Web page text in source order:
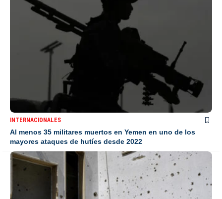
INTERNACIONALES
Al menos 35 militares muertos en Yemen en uno de los
mayores ataques de hutíes desde 2022